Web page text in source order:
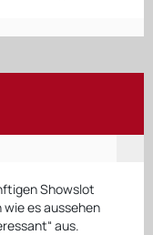
Showslot
es aussehen
aus.